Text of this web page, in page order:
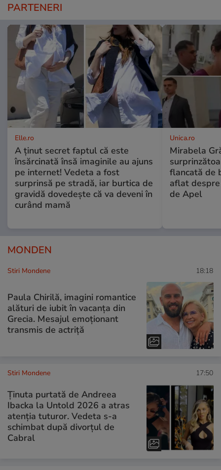
PARTENERI
Elle.ro
A ținut secret faptul că este
însărcinată însă imaginile au ajuns
pe internet! Vedeta a fost
surprinsă pe stradă, iar burtica de
gravidă dovedește că va deveni în
curând mamă
Unica.ro
Mirabela
flancată de
aflat
de Apel
MONDEN
Stiri Mondene 18:18
Paula Chirilă, imagini romantice
alături de iubit în vacanța din
Grecia. Mesajul emoționant
transmis de actriță
Stiri Mondene 17:50
Ținuta purtată de Andreea
Ibacka la Untold 2026 a atras
atenția tuturor. Vedeta s-a
schimbat după divorțul de
Cabral